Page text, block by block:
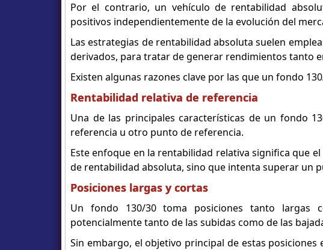
Por el contrario, un vehículo de rentabilidad
positivos independientemente de la evolución del
Las estrategias de rentabilidad absoluta suelen
derivados, para tratar de generar rendimientos tanto
Existen algunas razones clave por las que un fondo
Rentabilidad relativa de referencia
Una de las principales características de un fondo
referencia u otro punto de referencia.
Este enfoque en la rentabilidad relativa significa que
de rentabilidad absoluta, sino que intenta superar un
Posiciones largas y cortas
Un fondo 130/30 toma posiciones tanto largas
potencialmente tanto de las subidas como de las
Sin embargo, el objetivo principal de estas